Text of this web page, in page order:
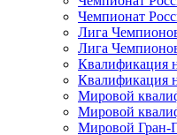
Чемпионат
Лига
Лига
Квалификация
Квалификация
Мировой
Мировой
Мировой Гран-